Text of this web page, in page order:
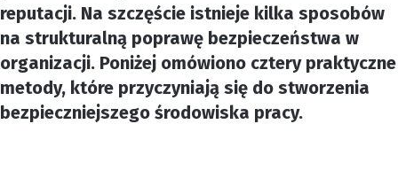
reputacji. Na szczęście istnieje kilka sposobów
na strukturalną poprawę bezpieczeństwa w
organizacji. Poniżej omówiono cztery praktyczne
metody, które przyczyniają się do stworzenia
bezpieczniejszego środowiska pracy.